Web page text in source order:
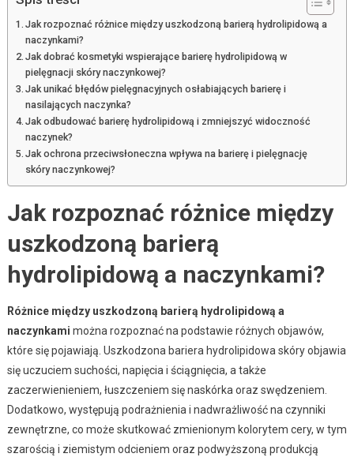
Jak rozpoznać różnice między uszkodzoną barierą hydrolipidową a
naczynkami?
Jak dobrać kosmetyki wspierające barierę hydrolipidową w
pielęgnacji skóry naczynkowej?
Jak unikać błędów pielęgnacyjnych osłabiających barierę i
nasilających naczynka?
Jak odbudować barierę hydrolipidową i zmniejszyć widoczność
naczynek?
Jak ochrona przeciwsłoneczna wpływa na barierę i pielęgnację
skóry naczynkowej?
Jak rozpoznać różnice między
uszkodzoną barierą
hydrolipidową a naczynkami?
Różnice między uszkodzoną barierą hydrolipidową a
naczynkami można rozpoznać na podstawie różnych objawów,
które się pojawiają. Uszkodzona bariera hydrolipidowa skóry objawia
się uczuciem suchości, napięcia i ściągnięcia, a także
zaczerwienieniem, łuszczeniem się naskórka oraz swędzeniem.
Dodatkowo, występują podrażnienia i nadwrażliwość na czynniki
zewnętrzne, co może skutkować zmienionym kolorytem cery, w tym
szarością i ziemistym odcieniem oraz podwyższoną produkcją